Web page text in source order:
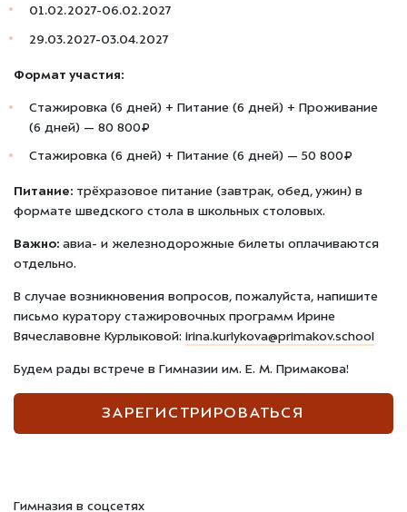
01.02.2027-06.02.2027
29.03.2027-03.04.2027
Формат участия:
Стажировка (6 дней) + Питание (6 дней) + Проживание
(6 дней) — 80 800₽
Стажировка (6 дней) + Питание (6 дней) — 50 800₽
Питание: трёхразовое питание (завтрак, обед, ужин) в
формате шведского стола в школьных столовых.
Важно: авиа- и железнодорожные билеты оплачиваются
отдельно.
В случае возникновения вопросов, пожалуйста, напишите
письмо куратору стажировочных программ Ирине
Вячеславовне Курлыковой: irina.kurlykova@primakov.school
Будем рады встрече в Гимназии им. Е. М. Примакова!
ЗАРЕГИСТРИРОВАТЬСЯ
Гимназия в соцсетях